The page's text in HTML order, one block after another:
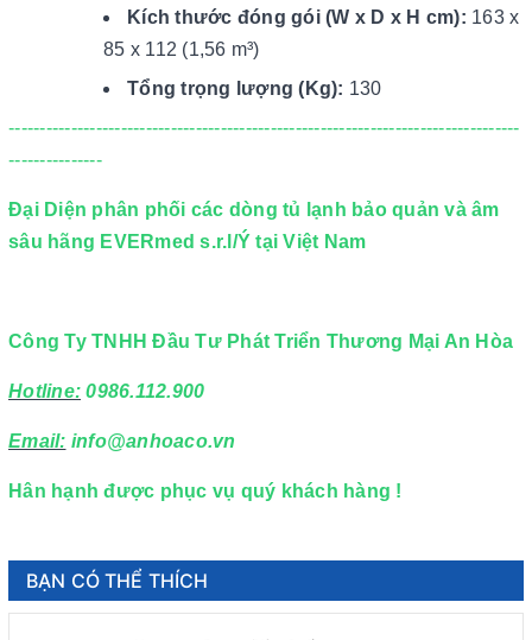
Kích thước đóng gói (W x D x H cm): 163 x
85 x 112 (1,56 m³)
Tổng trọng lượng (Kg): 130
----------------------------------------------------------------------------------
---------------
Đại Diện phân phối các dòng tủ lạnh bảo quản và âm
sâu hãng EVERmed s.r.l/Ý tại Việt Nam
Công Ty TNHH Đầu Tư Phát Triển Thương Mại An Hòa
Hotline: 0986.112.900
Email: info@anhoaco.vn
Hân hạnh được phục vụ quý khách hàng !
BẠN CÓ THỂ THÍCH